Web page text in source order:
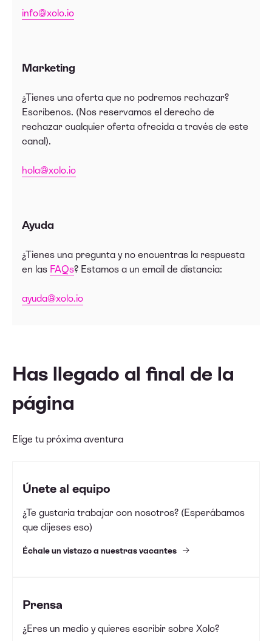
info@xolo.io
Marketing
¿Tienes una oferta que no podremos rechazar?
Escríbenos. (Nos reservamos el derecho de
rechazar cualquier oferta ofrecida a través de este
canal).
hola@xolo.io
Ayuda
¿Tienes una pregunta y no encuentras la respuesta
en las FAQs? Estamos a un email de distancia:
ayuda@xolo.io
Has llegado al final de la
página
Elige tu próxima aventura
Únete al equipo
¿Te gustaría trabajar con nosotros? (Esperábamos
que dijeses eso)
Échale un vistazo a nuestras vacantes
Prensa
¿Eres un medio y quieres escribir sobre Xolo?